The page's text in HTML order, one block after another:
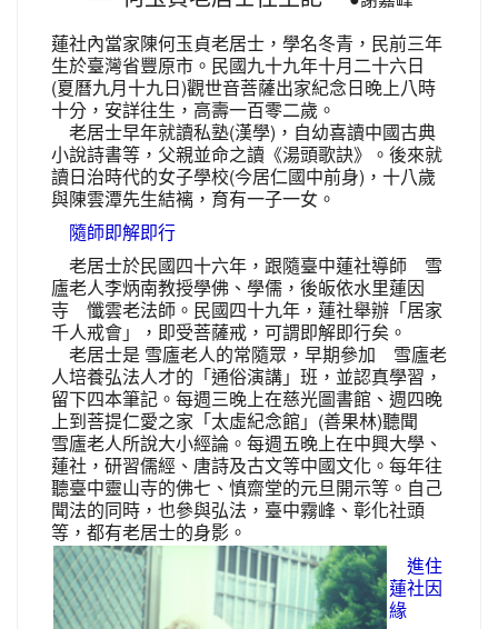
蓮社內當家陳何玉貞老居士，學名冬青，民前三年
生於臺灣省豐原市。民國九十九年十月二十六日
(夏曆九月十九日)觀世音菩薩出家紀念日晚上八時
十分，安詳往生，高壽一百零二歲。
老居士早年就讀私塾(漢學)，自幼喜讀中國古典
小說詩書等，父親並命之讀《湯頭歌訣》。後來就
讀日治時代的女子學校(今居仁國中前身)，十八歲
與陳雲潭先生結褵，育有一子一女。
隨師即解即行
老居士於民國四十六年，跟隨臺中蓮社導師 雪
廬老人李炳南教授學佛、學儒，後皈依水里蓮因
寺 懺雲老法師。民國四十九年，蓮社舉辦「居家
千人戒會」，即受菩薩戒，可謂即解即行矣。
老居士是 雪廬老人的常隨眾，早期參加 雪廬老
人培養弘法人才的「通俗演講」班，並認真學習，
留下四本筆記。每週三晚上在慈光圖書館、週四晚
上到菩提仁愛之家「太虛紀念館」(善果林)聽聞
雪廬老人所說大小經論。每週五晚上在中興大學、
蓮社，研習儒經、唐詩及古文等中國文化。每年往
聽臺中靈山寺的佛七、慎齋堂的元旦開示等。自己
聞法的同時，也參與弘法，臺中霧峰、彰化社頭
等，都有老居士的身影。
進住
蓮社因
緣